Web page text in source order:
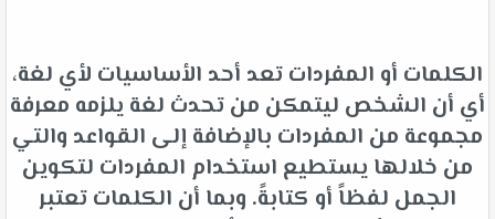
الكلمات أو المفردات تعد أحد الأساسيات لأي لغة،
أي أن الشخص ليتمكن من تحدث لغة يلزمه معرفة
مجموعة من المفردات بالإضافة إلى القواعد والتي
من خلالها يستطيع استخدام المفردات لتكوين
الجمل لفظاً أو كتابةً. وبما أن الكلمات تعتبر